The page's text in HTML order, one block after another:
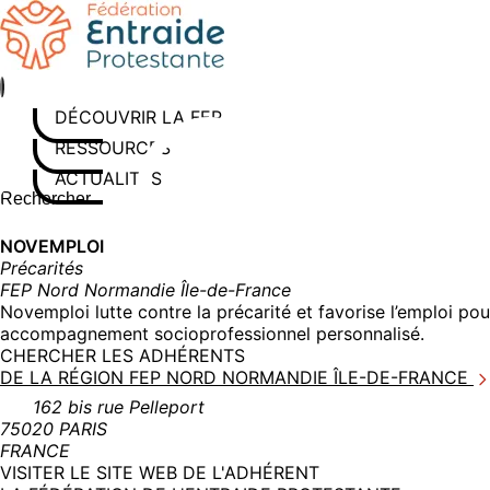
Aller
au
contenu
DÉCOUVRIR LA FEP
RESSOURCES
ACTUALITÉS
Rechercher sur le site
Saisissez au moins 3 caractères pour lancer la recherche
NOVEMPLOI
Précarités
FEP Nord Normandie Île-de-France
Novemploi lutte contre la précarité et favorise l’emploi
accompagnement socioprofessionnel personnalisé.
CHERCHER LES ADHÉRENTS
DE LA RÉGION FEP NORD NORMANDIE ÎLE-DE-FRANCE
162 bis rue Pelleport
75020 PARIS
FRANCE
VISITER LE SITE WEB DE L'ADHÉRENT(NOUVELLE